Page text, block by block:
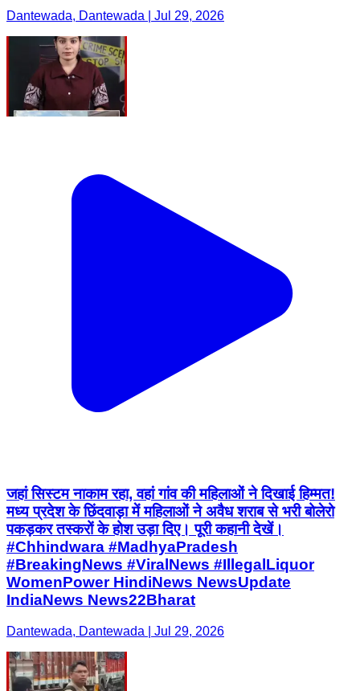
Dantewada, Dantewada | Jul 29, 2026
जहां सिस्टम नाकाम रहा, वहां गांव की महिलाओं ने दिखाई हिम्मत!
मध्य प्रदेश के छिंदवाड़ा में महिलाओं ने अवैध शराब से भरी बोलेरो
पकड़कर तस्करों के होश उड़ा दिए। पूरी कहानी देखें।
#Chhindwara #MadhyaPradesh
#BreakingNews #ViralNews #IllegalLiquor
WomenPower HindiNews NewsUpdate
IndiaNews News22Bharat
Dantewada, Dantewada | Jul 29, 2026